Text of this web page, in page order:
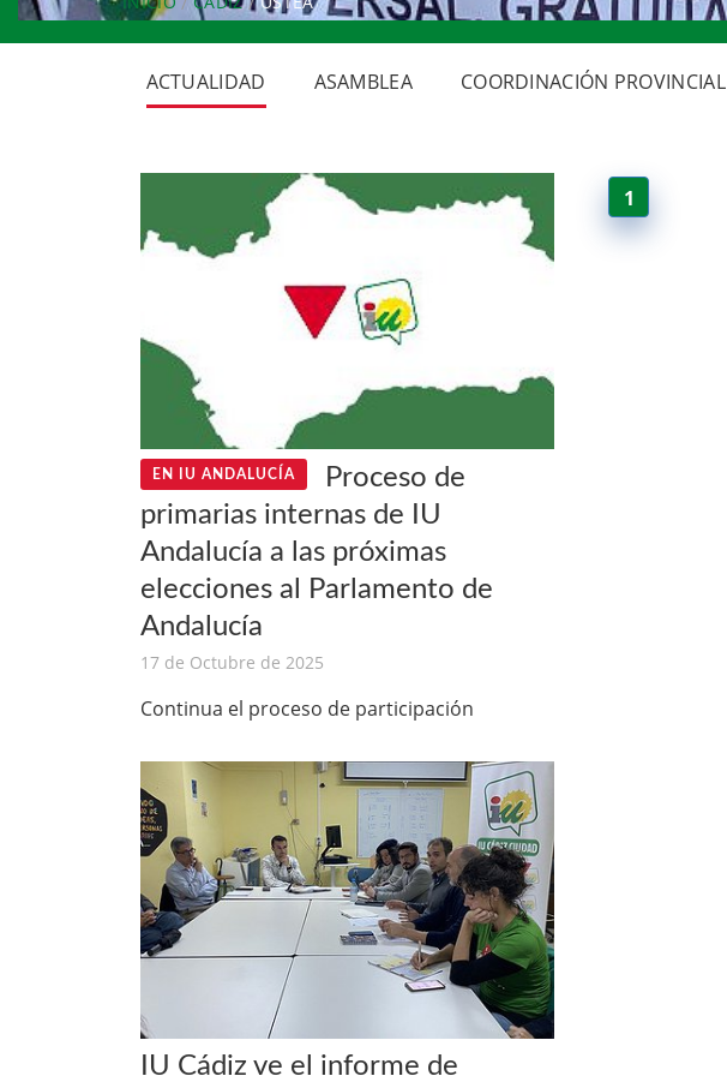
ACTUALIDAD ASAMBLEA COORDINACIÓN PROVINCIAL
EN IU ANDALUCÍA
Proceso de
primarias internas de IU
Andalucía a las próximas
elecciones al Parlamento de
Andalucía
17 de Octubre de 2025
Continua el proceso de participación
IU Cádiz ve el informe de
1